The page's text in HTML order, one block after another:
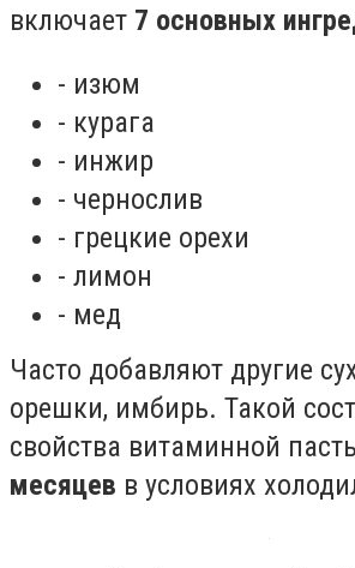
включает 7 основных
- изюм
- курага
- инжир
- чернослив
- грецкие орехи
- лимон
- мед
Часто добавляют другие
орешки, имбирь. Такой
свойства витаминной
месяцев в условиях